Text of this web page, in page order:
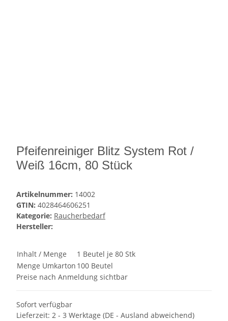
Pfeifenreiniger Blitz System Rot /
Weiß 16cm, 80 Stück
Artikelnummer: 14002
GTIN: 4028464606251
Kategorie: Raucherbedarf
Hersteller:
Inhalt / Menge
1 Beutel je 80 Stk
Menge Umkarton 100 Beutel
Preise nach Anmeldung sichtbar
Sofort verfügbar
Lieferzeit: 2 - 3 Werktage (DE - Ausland abweichend)